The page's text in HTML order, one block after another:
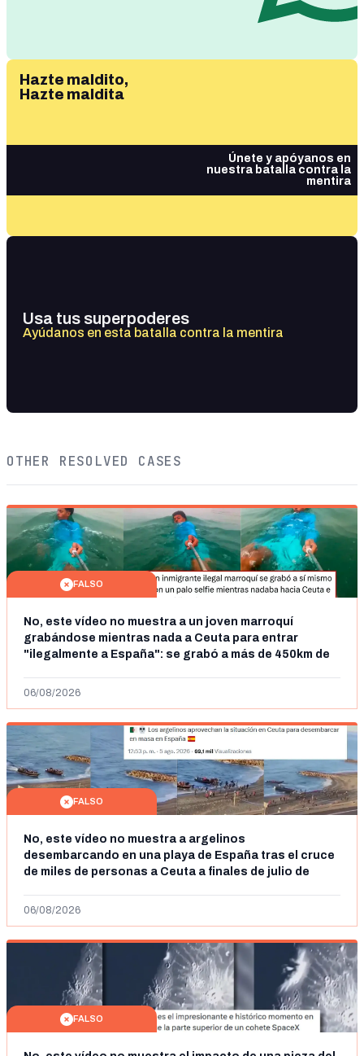
Hazte maldito,
Hazte maldita
Únete y apóyanos en
nuestra batalla contra la
mentira
Usa tus superpoderes
Ayúdanos en esta batalla contra la mentira
OTHER RESOLVED CASES
FALSO
No, este vídeo no muestra a un joven marroquí
grabándose mientras nada a Ceuta para entrar
"ilegalmente a España": se grabó a más de 450km de
06/08/2026
FALSO
No, este vídeo no muestra a argelinos
desembarcando en una playa de España tras el cruce
de miles de personas a Ceuta a finales de julio de
06/08/2026
FALSO